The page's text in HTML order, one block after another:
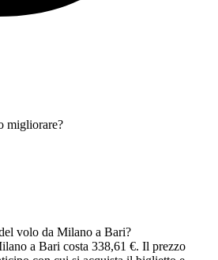
migliorare?
volo da Milano a Bari?
a Bari costa 338,61 €. Il prezzo